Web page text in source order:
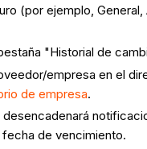
(por ejemplo,
"Historial de
empresa en el
de empresa.
de vencimiento.